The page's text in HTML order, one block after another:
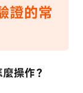
證的常
操作？